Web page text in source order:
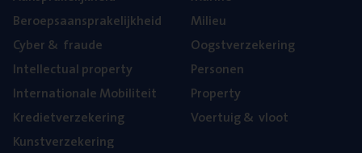
Beroeps­aan­spra­ke­lijk­heid
Cyber& fraude
Intel­lec­tu­al property
Inter­na­ti­o­na­le Mobiliteit
Kre­diet­ver­ze­ke­ring
Kunst­ver­ze­ke­ring
Mili­eu
Oogst­ver­ze­ke­ring
Per­so­nen
Pro­per­ty
Voer­tuig& vloot